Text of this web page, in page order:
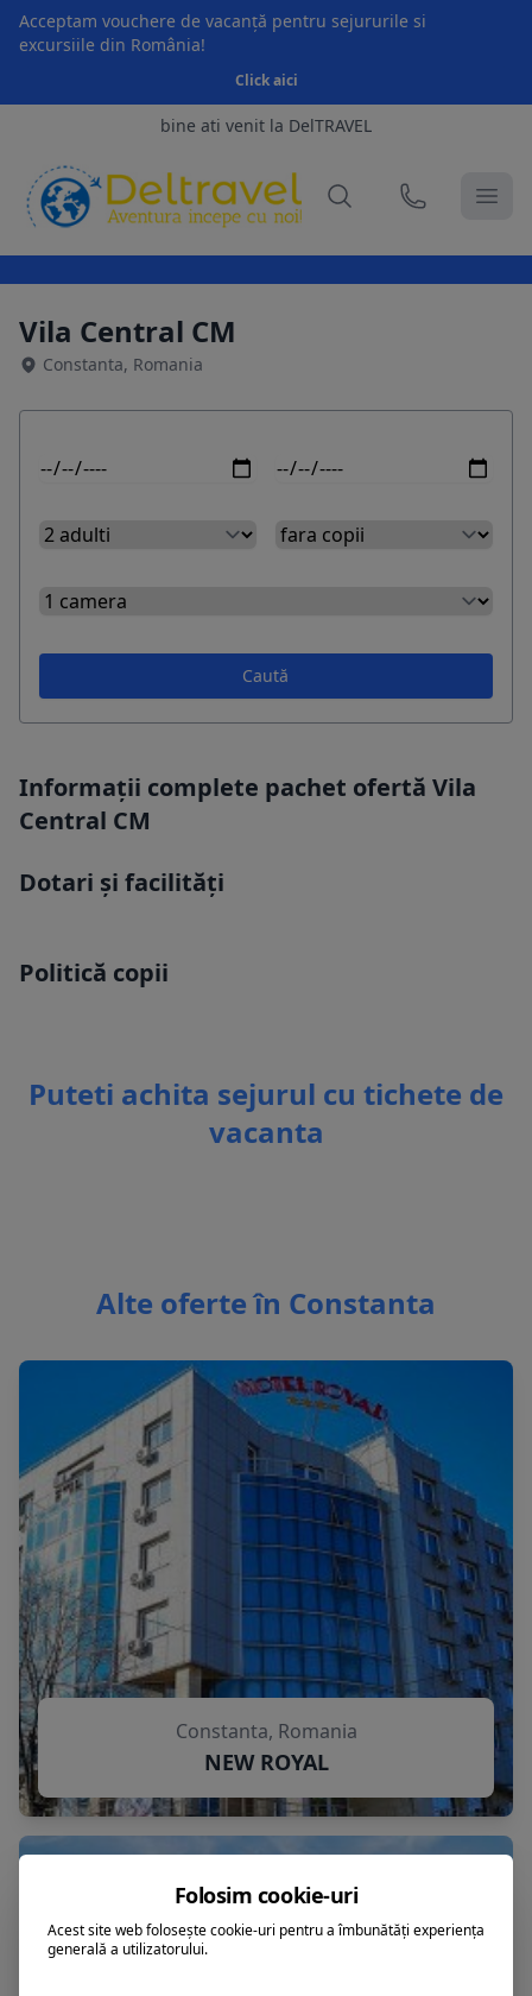
Acceptam vouchere de vacanță pentru sejururile si
excursiile din România!
Click aici
bine ati venit la DelTRAVEL
Vila Central CM
Constanta, Romania
Caută
Informații complete pachet ofertă Vila
Central CM
Dotari și facilități
Politică copii
Puteti achita sejurul cu tichete de
vacanta
Alte oferte în Constanta
Constanta, Romania
NEW ROYAL
Folosim cookie-uri
Acest site web folosește cookie-uri pentru a îmbunătăți experiența
generală a utilizatorului.